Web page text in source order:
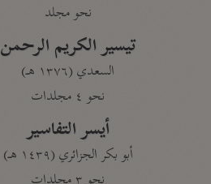
نحو مجلد
تيسير الكريم الرحمن
السعدي (١٣٧٦ هـ)
نحو ٤ مجلدات
أيسر التفاسير
أبو بكر الجزائري (١٤٣٩ هـ)